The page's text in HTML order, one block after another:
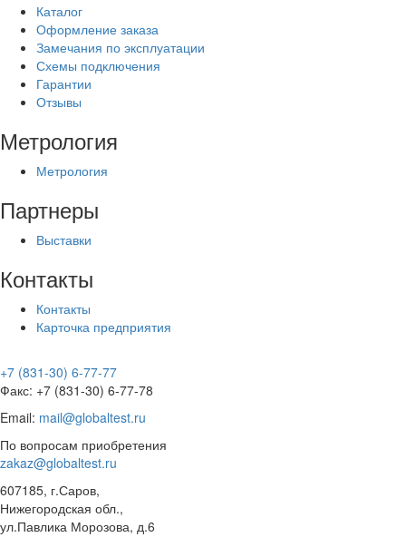
Каталог
Оформление заказа
Замечания по эксплуатации
Схемы подключения
Гарантии
Отзывы
Метрология
Метрология
Партнеры
Выставки
Контакты
Контакты
Карточка предприятия
+7 (831-30) 6-77-77
Факс: +7 (831-30) 6-77-78
Email: mail@globaltest.ru
По вопросам приобретения
zakaz@globaltest.ru
607185, г.Саров,
Нижегородская обл.,
ул.Павлика Морозова, д.6